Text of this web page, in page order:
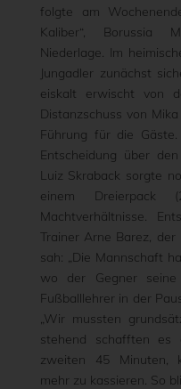
folgte am
Kaliber“, Borussia
Niederlage. Im
Jungadler zunächst
eiskalt erwischt von
Distanzschuss von
Führung für die
Entscheidung über
Luiz Skraback sorgte
einem
Machtverhältnisse.
Trainer Arne Barez,
sah: „Die Mannschaft
wo der Gegner
Fußballlehrer in der
„Wir mussten
stehend schafften es
zweiten 45 Minuten,
mehr zu kassieren. So